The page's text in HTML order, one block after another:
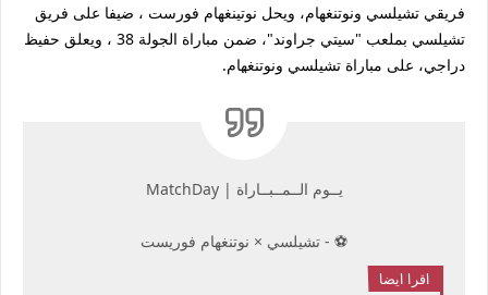
فريقي تشيلسي ونوتنغهام، ويحل نوتينغهام فورست ، ضيفا على فريق
تشيلسي بملعب "سيتي جراوند"، ضمن مباراة الجولة 38 ، ويعلق حفيظ
دراجي، على مباراة تشيلسي ونوتنغهام.
يــوم الــمــبــاراة | MatchDay
⚽️ - تشيلسي × نوتنغهام فوريست
اقرا ايضا